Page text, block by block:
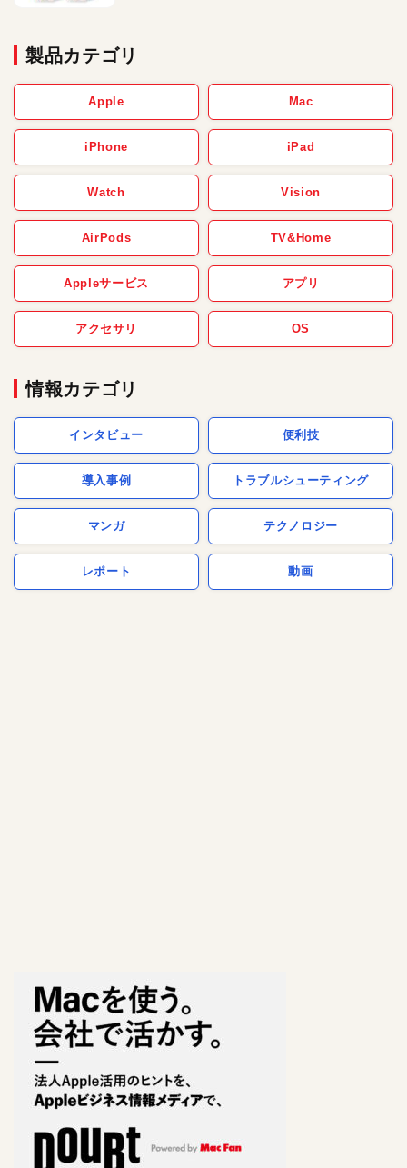
製品カテゴリ
Apple Mac
iPhone iPad
Watch Vision
AirPods TV&Home
Appleサービス アプリ
アクセサリ OS
情報カテゴリ
インタビュー 便利技
導入事例 トラブルシューティング
マンガ テクノロジー
レポート 動画